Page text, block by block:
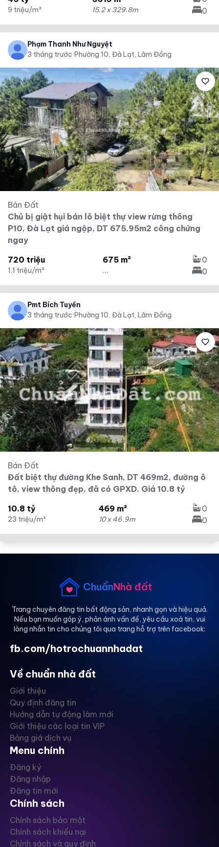
9 triệu/m² 15.2 x 329.8m
0
Phạm Thanh Như Nguyệt
3 tháng trước·Phường 10, Đà Lạt, Lâm Đồng
Bán Đất
Chủ bị giật hụi bán lô biệt thự view rừng thông
P10, Đà Lạt giá ngộp, DT 675.95m2 công chứng
ngay
720 triệu
1.1 triệu/m²
675 m²
...
0
0
Pmt Bích Tuyền
3 tháng trước·Phường 10, Đà Lạt, Lâm Đồng
Bán Đất
Đất biệt thự đường Khe Sanh, DT 469m2, đường ô
tô, view thông đẹp, đã có GPXD. Giá 10.8 tỷ
10.8 tỷ
23 triệu/m²
469 m²
10 x 46.9m
0
0
ChuẩnNhà đất
Trang chuyên đăng tin bất động sản, nhanh gọn và hiệu quả.
Nếu bạn muốn góp ý, phản ánh vấn đề, yêu cầu xoá tin, vui
lòng nhắn tin cho chúng tôi qua trang hỗ trợ trên facebook:
fb.com/hotrochuannhadat
Về chuẩn nhà đất
Giới thiệu
Quy định đăng tin
Hướng dẫn tự động làm mới
Giới thiệu các loại tin VIP
Bảng giá dịch vụ
Menu chính
Đăng ký
Đăng nhập
Đăng tin mới
Chính sách
Chính sách bảo mật
Chính sách khiếu nại
Chính sách và quy định